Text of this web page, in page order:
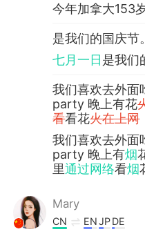
今年加拿大153岁
是我们的国庆节。
七月一日是我们
我们喜欢去外面
party 晚上有花
看看花火在上网
我们喜欢去外面
party 晚上有烟
里通过网络看烟
Mary
CN ENJPDE